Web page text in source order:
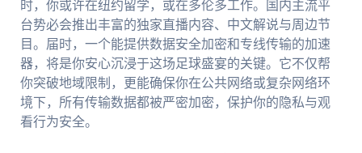
时，你或许在纽约留学，或在多伦多工作。国内主流平
台势必会推出丰富的独家直播内容、中文解说与周边节
目。届时，一个能提供数据安全加密和专线传输的加速
器，将是你安心沉浸于这场足球盛宴的关键。它不仅帮
你突破地域限制，更能确保你在公共网络或复杂网络环
境下，所有传输数据都被严密加密，保护你的隐私与观
看行为安全。